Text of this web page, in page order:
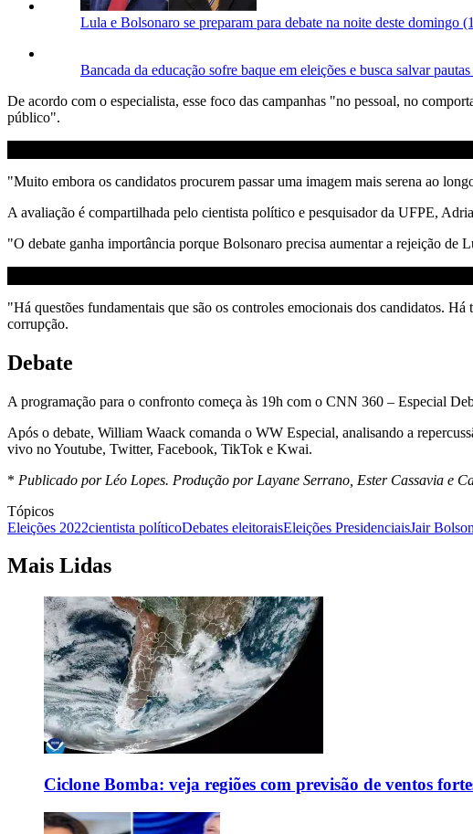
Lula e Bolsonaro se preparam para debate na noite deste domingo
Bancada da educação sofre baque em eleições e busca salvar
De acordo com o especialista, esse foco das campanhas "no pessoal, no
público".
"Muito embora os candidatos procurem passar uma imagem mais serena ao
A avaliação é compartilhada pelo cientista político e pesquisador da UFPE,
"O debate ganha importância porque Bolsonaro precisa aumentar a rejeição de
"Há questões fundamentais que são os controles emocionais dos candidatos.
corrupção.
Debate
A programação para o confronto começa às 19h com o CNN 360 – Especial
Após o debate, William Waack comanda o WW Especial, analisando a
vivo no Youtube, Twitter, Facebook, TikTok e Kwai.
* Publicado por Léo Lopes. Produção por Layane Serrano, Ester Cassavia e
Tópicos
Eleições 2022cientista políticoDebates eleitoraisEleições PresidenciaisJair
Mais Lidas
Ciclone Bomba: veja regiões com previsão de ventos